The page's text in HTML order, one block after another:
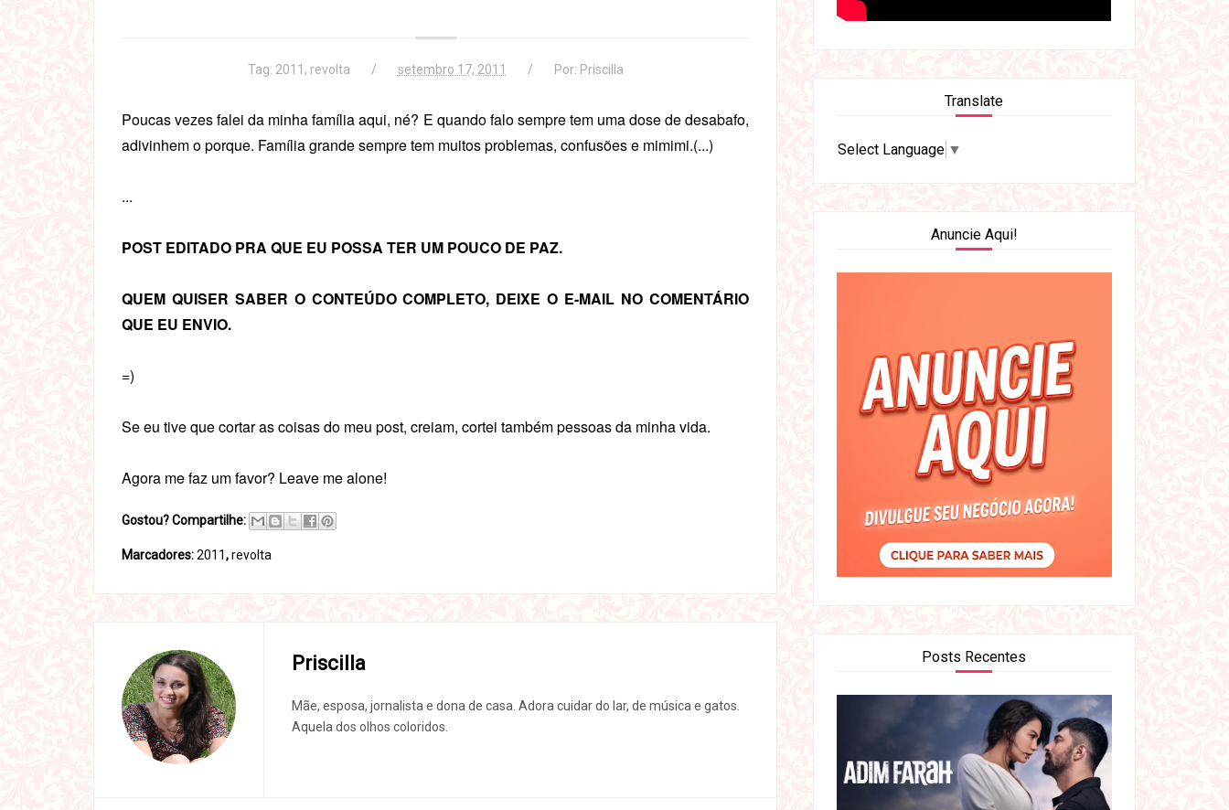
Tag: 2011 , revolta setembro 17, 2011 Por: Priscilla
Poucas vezes falei da minha família aqui, né? E quando falo sempre tem uma dose de desabafo,
adivinhem o porque. Família grande sempre tem muitos problemas, confusões e mimimi.(...)
...
POST EDITADO PRA QUE EU POSSA TER UM POUCO DE PAZ.
QUEM QUISER SABER O CONTEÚDO COMPLETO, DEIXE O E-MAIL NO COMENTÁRIO
QUE EU ENVIO.
=)
Se eu tive que cortar as coisas do meu post, creiam, cortei também pessoas da minha vida.
Agora me faz um favor? Leave me alone!
Gostou? Compartilhe:
Marcadores:2011,revolta
Priscilla
Mãe, esposa, jornalista e dona de casa. Adora cuidar do lar, de música e gatos.
Aquela dos olhos coloridos.
Translate
Select Language ▼
Anuncie Aqui!
Posts Recentes